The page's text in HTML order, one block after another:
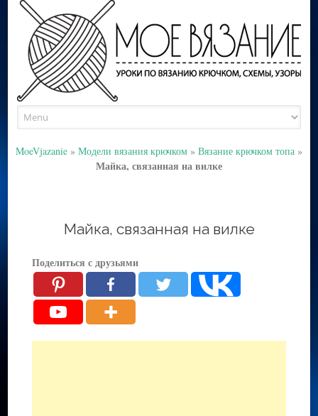
to
MoeVjazanie » Модели вязания крючком » Вязание крючком топа »
Майка, связанная на вилке
Майка, связанная на вилке
Поделиться с друзьями